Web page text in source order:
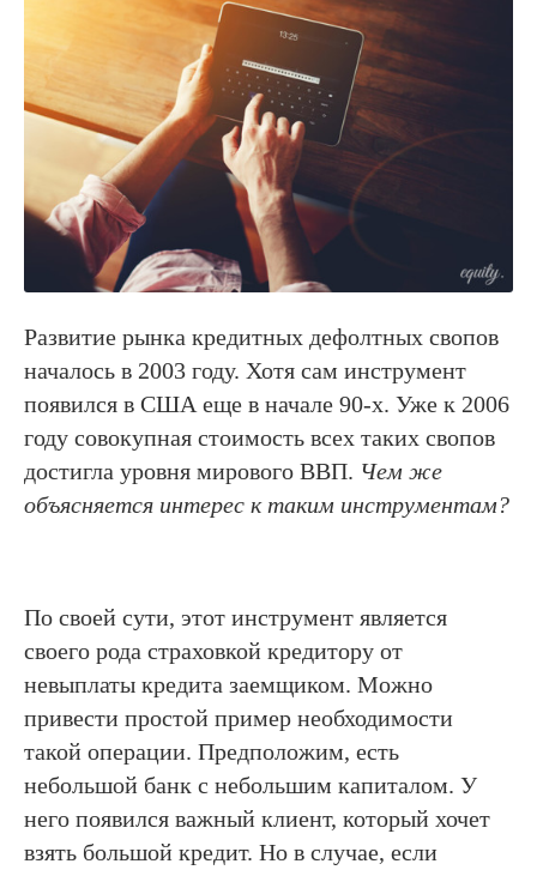
Развитие рынка кредитных дефолтных свопов
началось в 2003 году. Хотя сам инструмент
появился в США еще в начале 90-х. Уже к 2006
году совокупная стоимость всех таких свопов
достигла уровня мирового ВВП. Чем же
объясняется интерес к таким инструментам?
По своей сути, этот инструмент является
своего рода страховкой кредитору от
невыплаты кредита заемщиком. Можно
привести простой пример необходимости
такой операции. Предположим, есть
небольшой банк с небольшим капиталом. У
него появился важный клиент, который хочет
взять большой кредит. Но в случае, если